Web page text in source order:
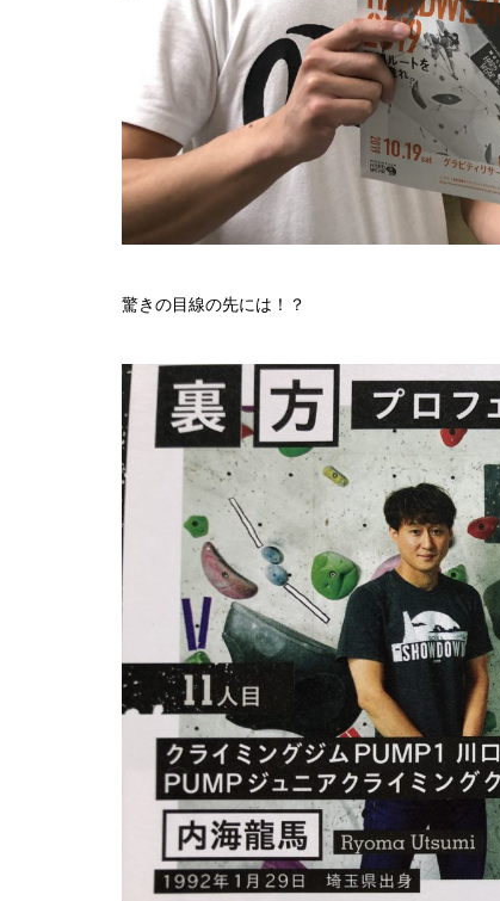
驚きの目線の先には！？